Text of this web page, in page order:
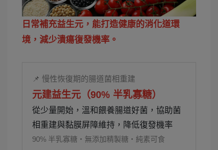
日常補充益生元，能打造健康的消化道環
境，減少潰瘍復發機率。
📌 慢性恢復期的腸道菌相重建
元建益生元（90% 半乳寡糖）
從少量開始，溫和餵養腸道好菌，協助菌
相重建與黏膜屏障維持，降低復發機率
90% 半乳寡糖・無添加精製糖・純素可食